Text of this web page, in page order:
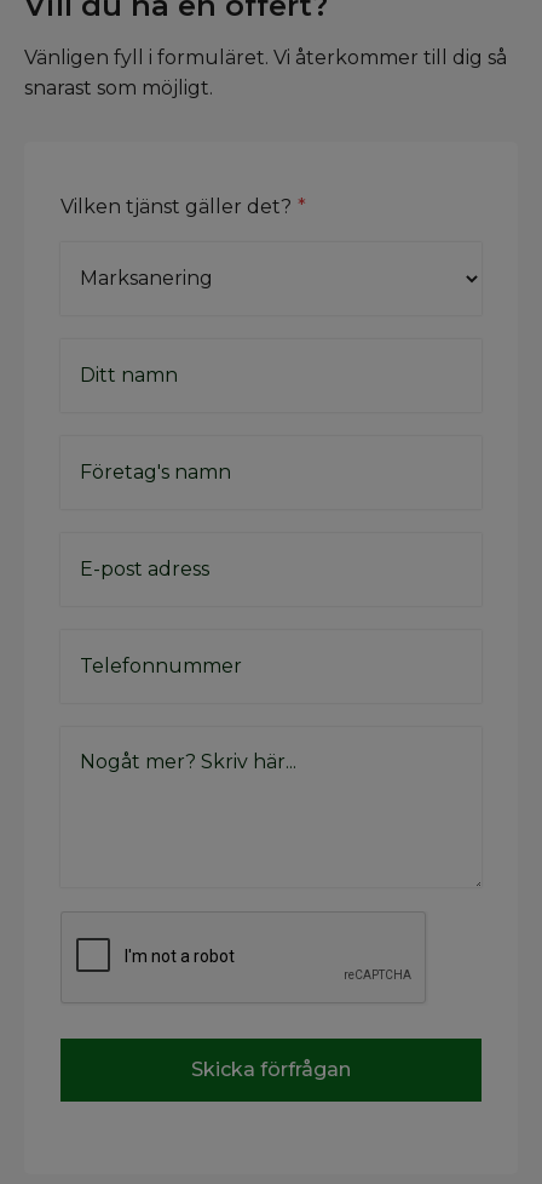
Vänligen fyll i formuläret. Vi återkommer till dig så
snarast som möjligt.
Vilken tjänst gäller det? *
Skicka förfrågan